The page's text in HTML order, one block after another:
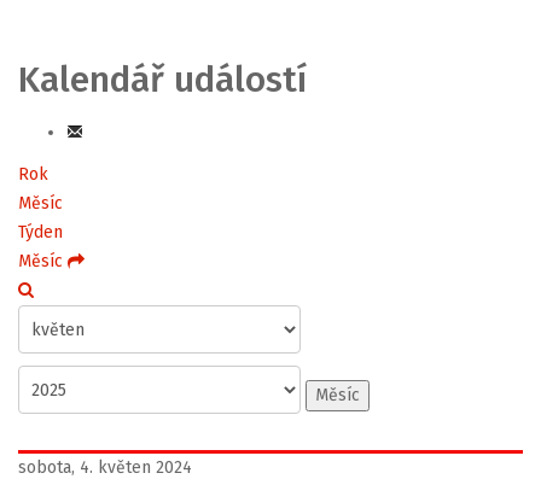
Kalendář událostí
Rok
Měsíc
Týden
Měsíc
Měsíc
sobota, 4. květen 2024